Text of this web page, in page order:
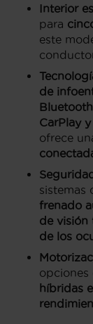
Interior
para
este
de
Bluetooth
CarPlay
ofrece
sistemas
frenado
de visión
de los
opciones
híbridas